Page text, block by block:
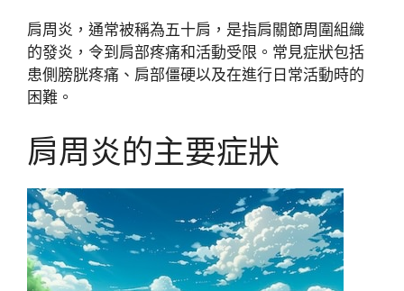
肩周炎，通常被稱為五十肩，是指肩關節周圍組織
的發炎，令到肩部疼痛和活動受限。常見症狀包括
患側膀胱疼痛、肩部僵硬以及在進行日常活動時的
困難。
肩周炎的主要症狀